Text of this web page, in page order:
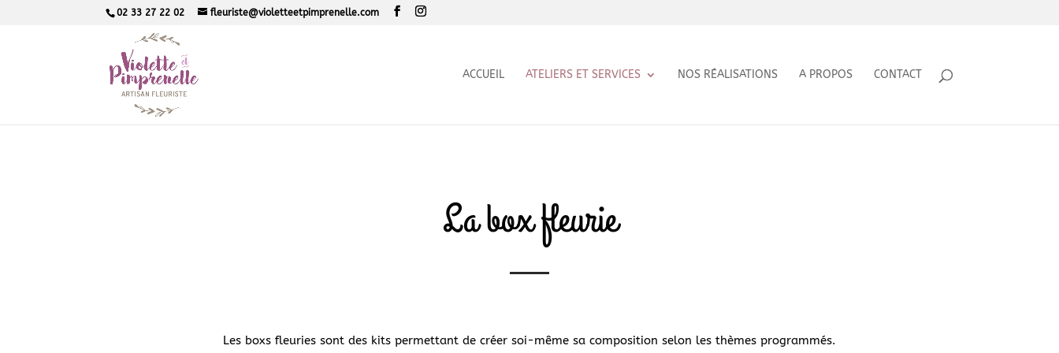
02 33 27 22 02 fleuriste@violetteetpimprenelle.com
ACCUEIL ATELIERS ET SERVICES NOS RÉALISATIONS A PROPOS CONTACT
La box fleurie
Les boxs fleuries sont des kits permettant de créer soi-même sa composition selon les thèmes programmés.